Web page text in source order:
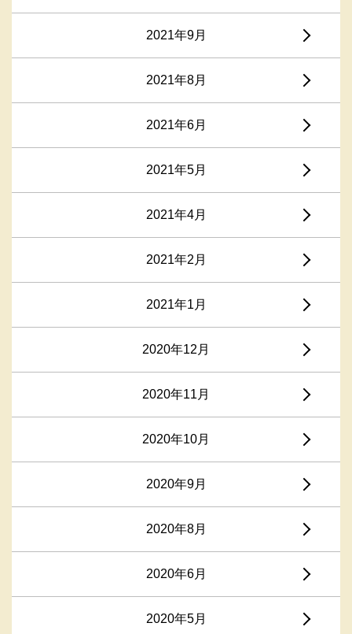
2021年9月
2021年8月
2021年6月
2021年5月
2021年4月
2021年2月
2021年1月
2020年12月
2020年11月
2020年10月
2020年9月
2020年8月
2020年6月
2020年5月